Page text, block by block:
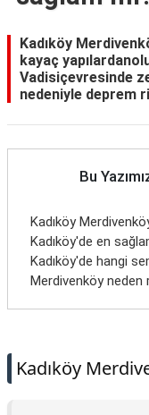
Yaşam
Hukuk
Blog
Kadıköy
kayaç
Vadisiçevresinde
nedeniyle deprem
Bu
Kadıköy
Kadıköy'de en
Kadıköy'de hangi
Merdivenköy neden
Kadıköy